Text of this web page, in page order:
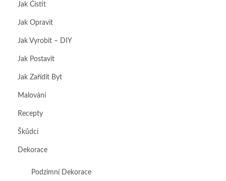
Jak Čistit
Jak Opravit
Jak Vyrobit – DIY
Jak Postavit
Jak Zařídit Byt
Malování
Recepty
Škůdci
Dekorace
Podzimní Dekorace